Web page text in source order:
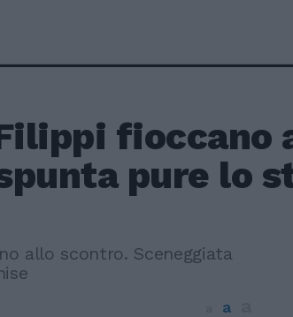
fioccano
pure lo
allo scontro. Sceneggiata
a